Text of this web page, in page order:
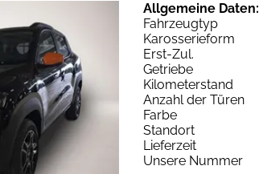
Allgemeine Daten:
Fahrzeugtyp
Karosserieform
Erst-Zul.
Getriebe
Kilometerstand
Anzahl der Türen
Farbe
Standort
Lieferzeit
Unsere Nummer